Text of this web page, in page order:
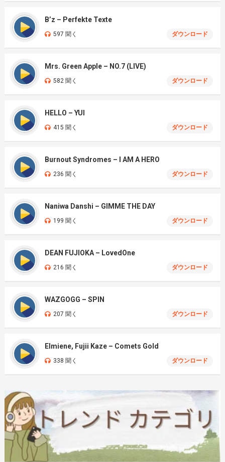
B’z – Perfekte Texte
597 聞く ダウンロード
Mrs. Green Apple – NO.7 (LIVE)
582 聞く ダウンロード
HELLO – YUI
415 聞く ダウンロード
Burnout Syndromes – I AM A HERO
236 聞く ダウンロード
Naniwa Danshi – GIMME THE DAY
199 聞く ダウンロード
DEAN FUJIOKA – LovedOne
216 聞く ダウンロード
WAZGOGG – SPIN
207 聞く ダウンロード
Elmiene, Fujii Kaze – Comets Gold
338 聞く ダウンロード